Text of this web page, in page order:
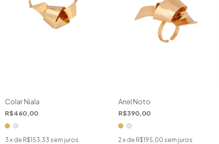
Colar Niala
R$460,00
3 x de R$153,33 sem juros
Anel Noto
R$390,00
2 x de R$195,00 sem juros